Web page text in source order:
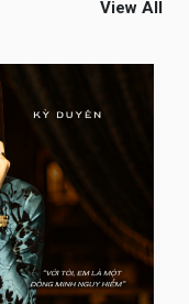
View All